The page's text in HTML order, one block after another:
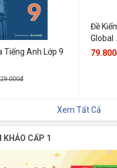
Tiếng Anh Lớp 9
Đề
Global ...
Xem Tất Cả
CẤP 1